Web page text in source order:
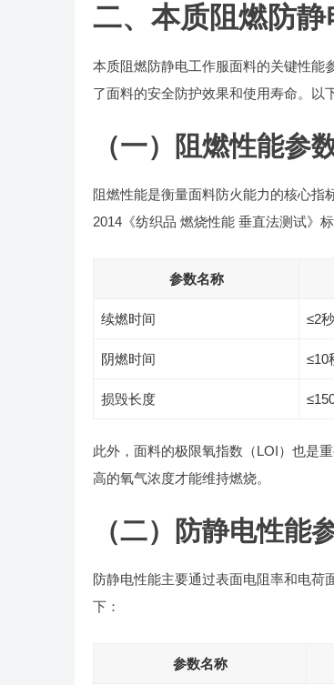
二、本质阻燃防
本质阻燃防静电工作服面料的关键性能
了面料的安全防护效果和使用寿命。以
（一）阻燃性能参
阻燃性能是衡量面料防火能力的核心指
2014《纺织品 燃烧性能 垂直法测试》
参数名称
续燃时间 ≤2秒
阴燃时间 ≤10
损毁长度
此外，面料的极限氧指数（LOI）也是
高的氧气浓度才能维持燃烧。
（二）防静电性能
防静电性能主要通过表面电阻率和电荷
下：
参数名称